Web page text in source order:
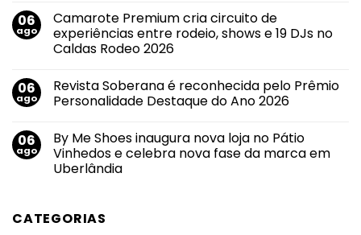
primeiro
imóvel
e
impulsiona
mudanças
imobiliário
em
Callink
conquista
certificações
suas
práticas
de
informação
e
privacidade
de
dados
06
ago
Camarote Premium cria circuito de
experiências entre rodeio, shows e 19 DJs no
Caldas Rodeo 2026
em
Camarote
Premium
de
experiências
entre
rodeio,
DJs
no
06
ago
Revista Soberana é reconhecida pelo Prêmio
Personalidade Destaque do Ano 2026
em
Revista
Soberana
é
Personalidade
Destaque
06
ago
By Me Shoes inaugura nova loja no Pátio
Vinhedos e celebra nova fase da marca em
Uberlândia
By
Me
CATEGORIAS